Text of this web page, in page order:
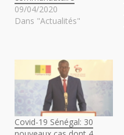
09/04/2020
Dans "Actualités"
Covid-19 Sénégal: 30